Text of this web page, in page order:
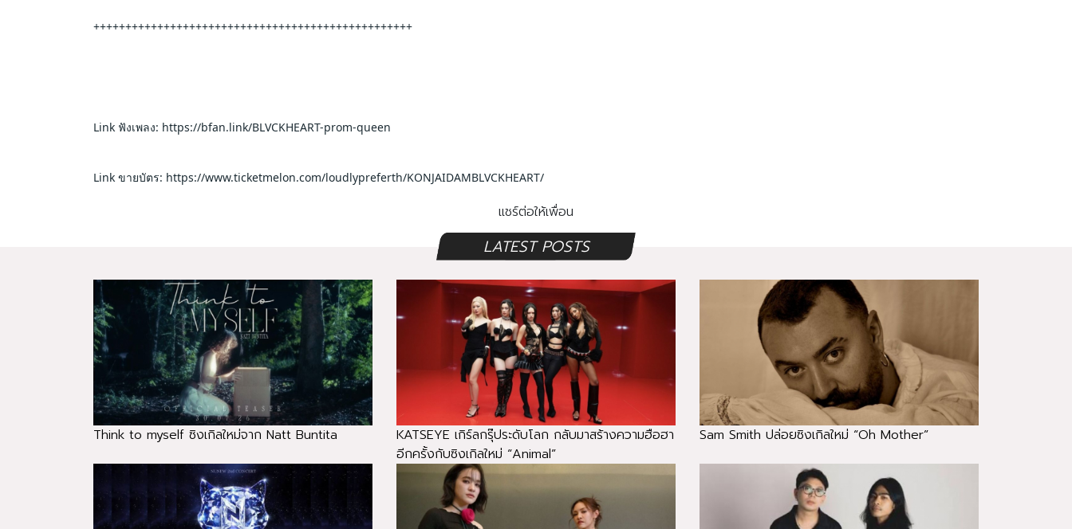
++++++++++++++++++++++++++++++++++++++++++++++++++
Link ฟังเพลง: https://bfan.link/BLVCKHEART-prom-queen
Link ขายบัตร: https://www.ticketmelon.com/loudlypreferth/KONJAIDAMBLVCKHEART/
แชร์ต่อให้เพื่อน
LATEST POSTS
Think to myself ซิงเกิลใหม่จาก Natt Buntita
KATSEYE เกิร์ลกรุ๊ประดับโลก กลับมาสร้างความฮือฮา
อีกครั้งกับซิงเกิลใหม่ “Animal”
Sam Smith ปล่อยซิงเกิลใหม่ “Oh Mother”